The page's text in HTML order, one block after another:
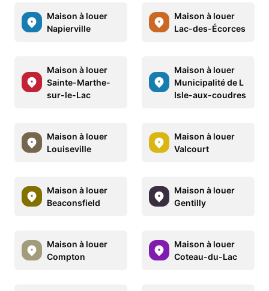
Maison à louer
Napierville
Maison à louer
Lac-des-Écorces
Maison à louer
Sainte-Marthe-
sur-le-Lac
Maison à louer
Municipalité de L
Isle-aux-coudres
Maison à louer
Louiseville
Maison à louer
Valcourt
Maison à louer
Beaconsfield
Maison à louer
Gentilly
Maison à louer
Compton
Maison à louer
Coteau-du-Lac